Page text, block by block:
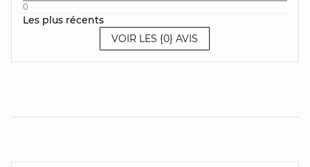
0
Les plus récents
VOIR LES {0} AVIS